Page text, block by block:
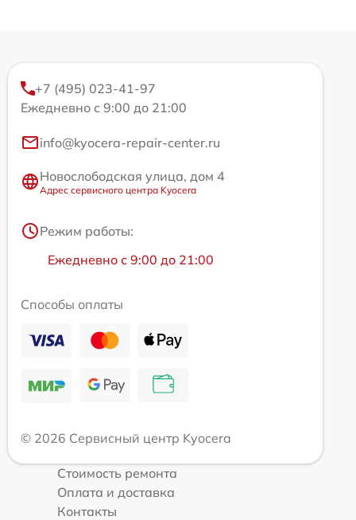
+7 (495) 023-41-97
Ежедневно с 9:00 до 21:00
info@kyocera-repair-center.ru
Новослободская улица, дом 4
Адрес сервисного центра Kyocera
Режим работы:
Ежедневно с 9:00 до 21:00
Способы оплаты
© 2026 Сервисный центр Kyocera
Стоимость ремонта
Оплата и доставка
Контакты